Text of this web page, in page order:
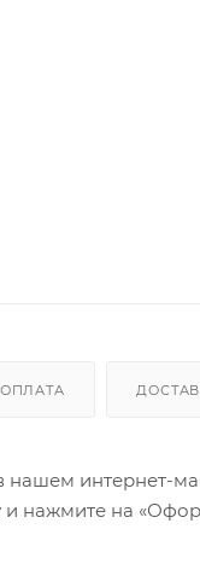
ОПЛАТА
нашем интернет-
нажмите на